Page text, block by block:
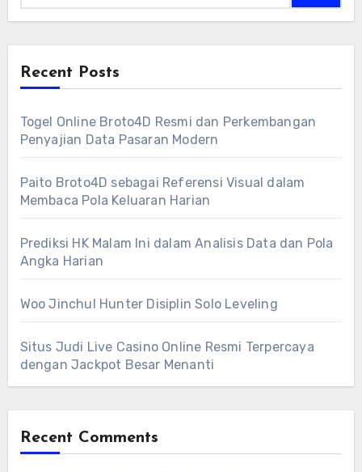
Recent Posts
Togel Online Broto4D Resmi dan Perkembangan
Penyajian Data Pasaran Modern
Paito Broto4D sebagai Referensi Visual dalam
Membaca Pola Keluaran Harian
Prediksi HK Malam Ini dalam Analisis Data dan Pola
Angka Harian
Woo Jinchul Hunter Disiplin Solo Leveling
Situs Judi Live Casino Online Resmi Terpercaya
dengan Jackpot Besar Menanti
Recent Comments